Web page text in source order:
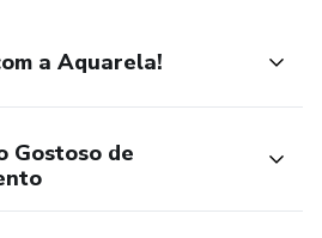
a Aquarela!
Gostoso de